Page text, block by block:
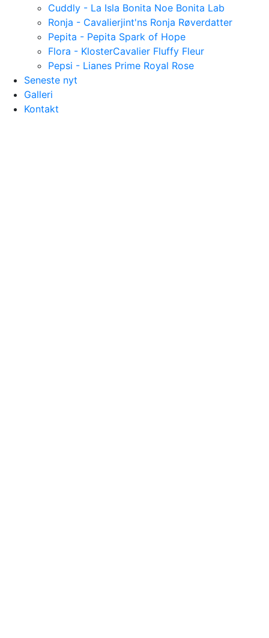
Cuddly - La Isla Bonita Noe Bonita Lab
Ronja - Cavalierjint'ns Ronja Røverdatter
Pepita - Pepita Spark of Hope
Flora - KlosterCavalier Fluffy Fleur
Pepsi - Lianes Prime Royal Rose
Seneste nyt
Galleri
Kontakt